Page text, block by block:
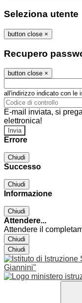
Seleziona utente
button close ×
Recupero
button close ×
all'indirizzo indicato con le
E-mail inviata, si
elettronica!
Errore
Chiudi
Successo
Chiudi
Informazione
Chiudi
Attendere...
Attendere il
Chiudi
Chiudi